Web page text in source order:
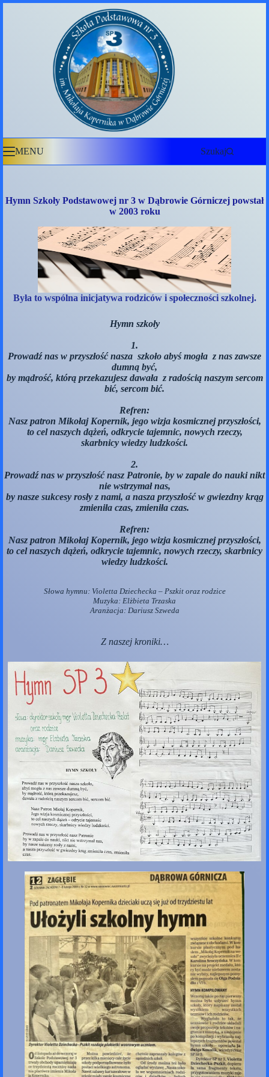
MENU Szukaj
Hymn Szkoły Podstawowej nr 3 w Dąbrowie Górniczej powstał
w 2003 roku
Była to wspólna inicjatywa rodziców i społeczności szkolnej.
Hymn szkoły
1.
Prowadź nas w przyszłość nasza szkoło abyś mogła z nas zawsze
dumną być,
by mądrość, którą przekazujesz dawała z radością naszym sercom
bić, sercom bić.
Refren:
Nasz patron Mikołaj Kopernik, jego wizja kosmicznej przyszłości,
to cel naszych dążeń, odkrycie tajemnic, nowych rzeczy,
skarbnicy wiedzy ludzkości.
2.
Prowadź nas w przyszłość nasz Patronie, by w zapale do nauki nikt
nie wstrzymał nas,
by nasze sukcesy rosły z nami, a nasza przyszłość w gwiezdny krąg
zmieniła czas, zmieniła czas.
Refren:
Nasz patron Mikołaj Kopernik, jego wizja kosmicznej przyszłości,
to cel naszych dążeń, odkrycie tajemnic, nowych rzeczy, skarbnicy
wiedzy ludzkości.
Słowa hymnu: Violetta Dziechecka – Pszkit oraz rodzice
Muzyka: Elżbieta Trzaska
Aranżacja: Dariusz Szweda
Z naszej kroniki…